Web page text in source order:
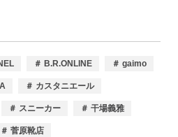
＃ B.R.ONLINE ＃ gaimo
＃ カスタニエール
＃ スニーカー ＃ 干場義雅
＃ 菅原靴店